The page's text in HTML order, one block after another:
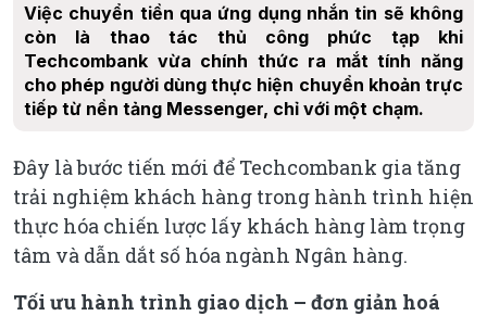
Việc chuyển tiền qua ứng dụng nhắn tin sẽ không
còn là thao tác thủ công phức tạp khi
Techcombank vừa chính thức ra mắt tính năng
cho phép người dùng thực hiện chuyển khoản trực
tiếp từ nền tảng Messenger, chỉ với một chạm.
Đây là bước tiến mới để Techcombank gia tăng
trải nghiệm khách hàng trong hành trình hiện
thực hóa chiến lược lấy khách hàng làm trọng
tâm và dẫn dắt số hóa ngành Ngân hàng.
Tối ưu hành trình giao dịch – đơn giản hoá